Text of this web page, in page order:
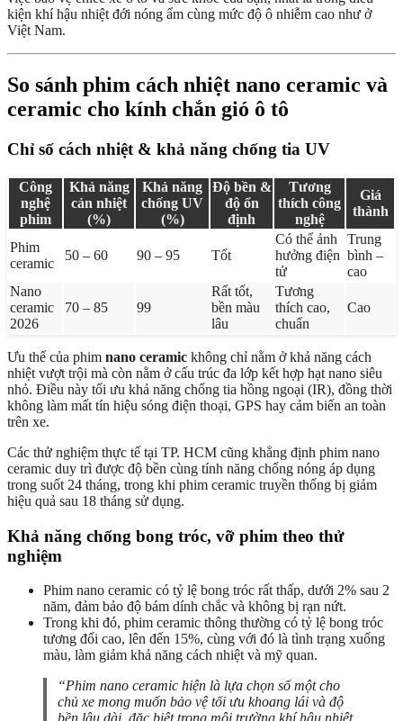
kiện khí hậu nhiệt đới nóng ẩm cùng mức độ ô nhiễm cao như ở
Việt Nam.
So sánh phim cách nhiệt nano ceramic và
ceramic cho kính chắn gió ô tô
Chỉ số cách nhiệt & khả năng chống tia UV
Công
nghệ
phim
Khả năng
cản nhiệt
(%)
Khả năng
chống UV
(%)
Độ bền &
độ ổn
định
Tương
thích công
nghệ
Giá
thành
Phim
ceramic
50 – 60 90 – 95 Tốt
Có thể ảnh
hưởng điện
tử
Trung
bình –
cao
Nano
ceramic
2026
70 – 85 99
Rất tốt,
bền màu
lâu
Tương
thích cao,
chuẩn
Cao
Ưu thế của phim nano ceramic không chỉ nằm ở khả năng cách
nhiệt vượt trội mà còn nằm ở cấu trúc đa lớp kết hợp hạt nano siêu
nhỏ. Điều này tối ưu khả năng chống tia hồng ngoại (IR), đồng thời
không làm mất tín hiệu sóng điện thoại, GPS hay cảm biến an toàn
trên xe.
Các thử nghiệm thực tế tại TP. HCM cũng khẳng định phim nano
ceramic duy trì được độ bền cùng tính năng chống nóng áp dụng
trong suốt 24 tháng, trong khi phim ceramic truyền thống bị giảm
hiệu quả sau 18 tháng sử dụng.
Khả năng chống bong tróc, vỡ phim theo thử
nghiệm
Phim nano ceramic có tỷ lệ bong tróc rất thấp, dưới 2% sau 2
năm, đảm bảo độ bám dính chắc và không bị rạn nứt.
Trong khi đó, phim ceramic thông thường có tỷ lệ bong tróc
tương đối cao, lên đến 15%, cùng với đó là tình trạng xuống
màu, làm giảm khả năng cách nhiệt và mỹ quan.
“Phim nano ceramic hiện là lựa chọn số một cho
chủ xe mong muốn bảo vệ tối ưu khoang lái và độ